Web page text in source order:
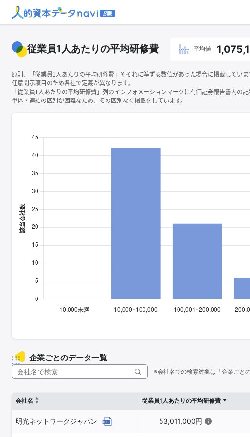
従業員1人あたりの平均研修費 平均値
原則、「従業員1人あたりの平均研修費」やそれに準ずる数値があった場合に掲載していま
任意開示項目のため各社で定義が異なります。
「従業員1人あたりの平均研修費」列のインフォメーションマークに有価証券報告書内の
単体・連結の区別が困難なため、その区別なく掲載をしています。
企業ごとのデータ一覧
※会社名での検索対象は「企業ごと
会社名 従業員1人あたりの平均研修費
明光ネットワークジャパン 53,011,000円